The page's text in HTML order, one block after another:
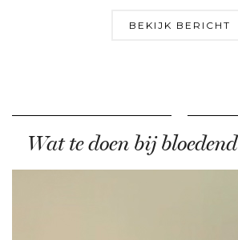
BEKIJK BERICHT
Wat te doen bij